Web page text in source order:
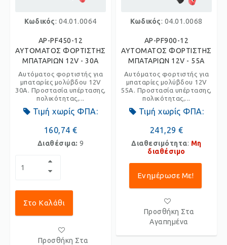
Κωδικός: 04.01.0064
AP-PF450-12
ΑΥΤΟΜΑΤΟΣ ΦΟΡΤΙΣΤΗΣ
ΜΠΑΤΑΡΙΩΝ 12V - 30A
Αυτόματος φορτιστής για
μπαταρίες μολύβδου 12V
30Α. Προστασία υπέρτασης,
πολικότητας,...
Τιμή χωρίς ΦΠΑ:
160,74 €
Διαθέσιμα: 9
Στο Καλάθι
Προσθήκη Στα
Κωδικός: 04.01.0068
AP-PF900-12
ΑΥΤΟΜΑΤΟΣ ΦΟΡΤΙΣΤΗΣ
ΜΠΑΤΑΡΙΩΝ 12V - 55A
Αυτόματος φορτιστής για
μπαταρίες μολύβδου 12V
55Α. Προστασία υπέρτασης,
πολικότητας,...
Τιμή χωρίς ΦΠΑ:
241,29 €
Διαθεσιμότητα: Μη
διαθέσιμο
Ενημέρωσε Με!
Προσθήκη Στα
Αγαπημένα